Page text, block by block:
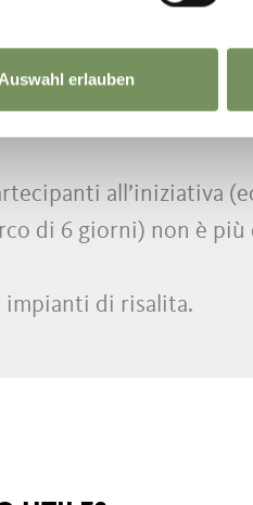
erlauben
all’iniziativa
di 6 giorni) non è
impianti di risalita.